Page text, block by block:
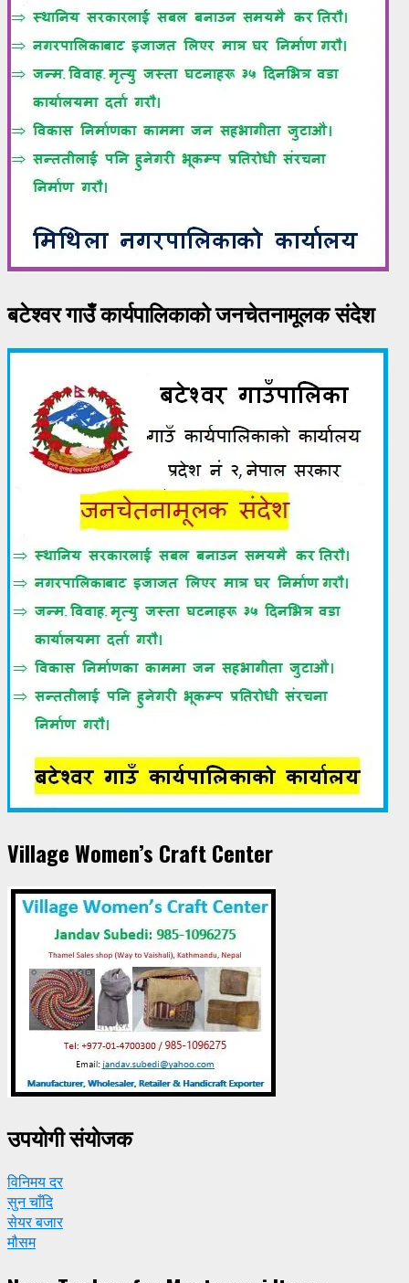
बटेश्वर गाउँ कार्यपालिकाको जनचेतनामूलक संदेश
Village Women’s Craft Center
उपयाेगी संयाेजक
विनिमय दर
सुन चाँदि
सेयर बजार
मौसम